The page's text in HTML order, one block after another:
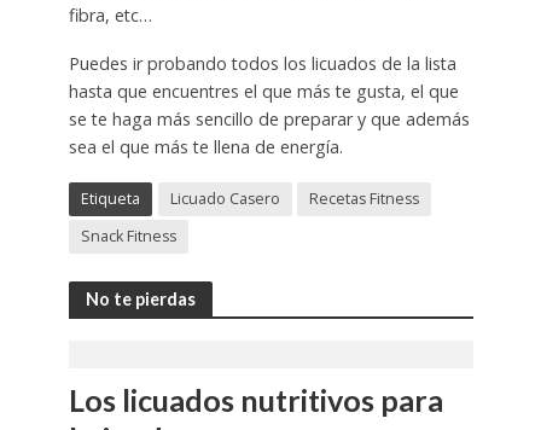
fibra, etc…
Puedes ir probando todos los licuados de la lista
hasta que encuentres el que más te gusta, el que
se te haga más sencillo de preparar y que además
sea el que más te llena de energía.
Etiqueta Licuado Casero
Recetas Fitness
Snack Fitness
No te pierdas
Los licuados nutritivos para